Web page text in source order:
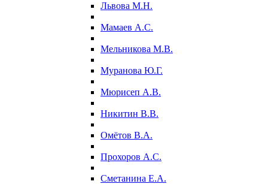
Львова М.Н.
Мамаев А.С.
Мельникова М.В.
Муранова Ю.Г.
Мюрисеп А.В.
Никитин В.В.
Омётов В.А.
Прохоров А.С.
Сметанина Е.А.